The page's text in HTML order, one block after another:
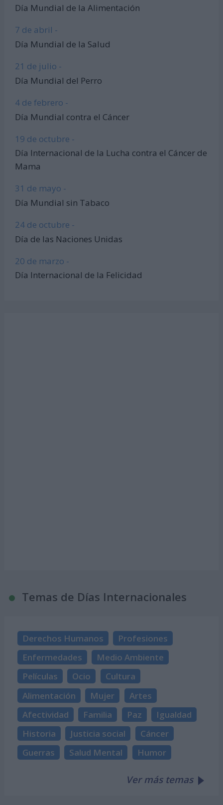
Día Mundial de la Alimentación
7 de abril -
Día Mundial de la Salud
21 de julio -
Día Mundial del Perro
4 de febrero -
Día Mundial contra el Cáncer
19 de octubre -
Día Internacional de la Lucha contra el Cáncer de
Mama
31 de mayo -
Día Mundial sin Tabaco
24 de octubre -
Día de las Naciones Unidas
20 de marzo -
Día Internacional de la Felicidad
Temas de Días Internacionales
Derechos Humanos
Profesiones
Enfermedades
Medio Ambiente
Películas
Ocio
Cultura
Alimentación
Mujer
Artes
Afectividad
Familia Paz
Igualdad
Historia
Justicia social
Cáncer
Guerras
Salud Mental Humor
Ver más temas